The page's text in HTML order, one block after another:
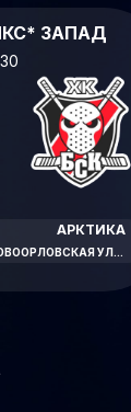
ЗАПАД
АРКТИКА
РОССИЯ, МОСКВА, НОВООРЛОВСКАЯ УЛИЦА, 7В